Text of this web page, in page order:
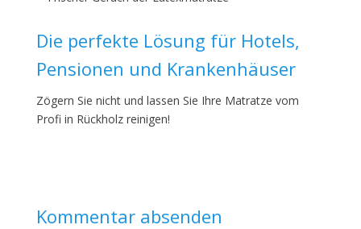
Die perfekte Lösung für Hotels,
Pensionen und Krankenhäuser
Zögern Sie nicht und lassen Sie Ihre Matratze vom
Profi in Rückholz reinigen!
Kommentar absenden